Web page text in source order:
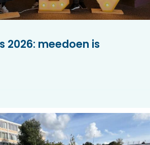
2026: meedoen is